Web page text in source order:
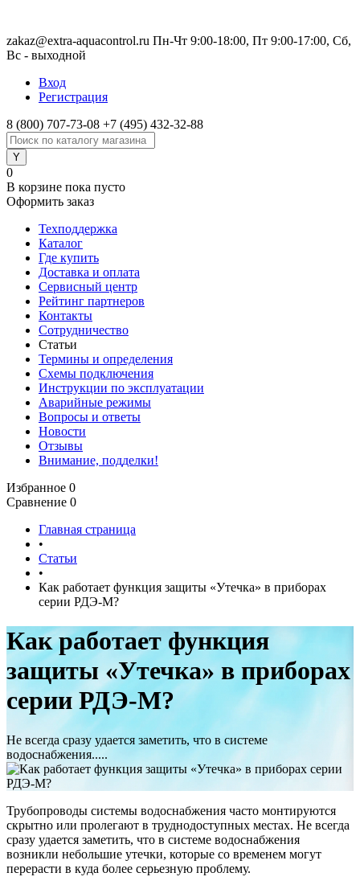
zakaz@extra-aquacontrol.ru Пн-Чт 9:00-18:00, Пт 9:00-17:00, Сб,
Вс - выходной
Вход
Регистрация
8 (800) 707-73-08 +7 (495) 432-32-88
0
В корзине пока пусто
Оформить заказ
Техподдержка
Каталог
Где купить
Доставка и оплата
Сервисный центр
Рейтинг партнеров
Контакты
Сотрудничество
Статьи
Термины и определения
Схемы подключения
Инструкции по эксплуатации
Аварийные режимы
Вопросы и ответы
Новости
Отзывы
Внимание, подделки!
Избранное 0
Сравнение 0
Главная страница
•
Статьи
•
Как работает функция защиты «Утечка» в приборах
серии РДЭ-М?
Как работает функция
защиты «Утечка» в приборах
серии РДЭ-М?
Не всегда сразу удается заметить, что в системе
водоснабжения.....
Трубопроводы системы водоснабжения часто монтируются
скрытно или пролегают в труднодоступных местах. Не всегда
сразу удается заметить, что в системе водоснабжения
возникли небольшие утечки, которые со временем могут
перерасти в куда более серьезную проблему.